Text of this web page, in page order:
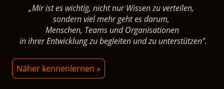
„Mir ist es wichtig, nicht nur Wissen zu verteilen,
sondern viel mehr geht es darum,
Menschen, Teams und Organisationen
in ihrer Entwicklung zu begleiten und zu unterstützen".
Näher kennenlernen »